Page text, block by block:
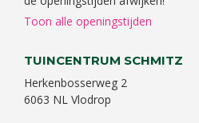
Toon alle openingstijden
TUINCENTRUM SCHMITZ
Herkenbosserweg 2
6063 NL Vlodrop